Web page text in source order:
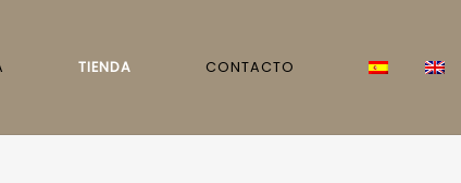
TIENDA CONTACTO